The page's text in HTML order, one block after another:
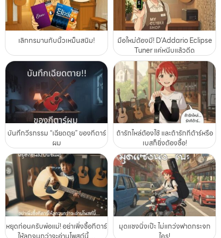
เลิกทรมานกับนิ้วเหม็นสนิม!
มือใหม่ต้องมี! D’Addario Eclipse
Tuner แค่หนีบแล้วดีด
บันทึกวีรกรรม “เฉียดตุย” ของกีตาร์
ผม
ถ้ารักไหล่ต้องใช้ และถ้ารักกีต้าร์หรือ
เบสก็ยิ่งต้องซื้อ!
หยุดก่อนครับพ่อแม่! อย่าเพิ่งซื้อกีตาร์
ให้ลูกจนกว่าจะอ่านโพสต์นี้…
มุดแซงนิ่งเป๊ะ ไม่แกว่งฟาดกระจก
ใคร!